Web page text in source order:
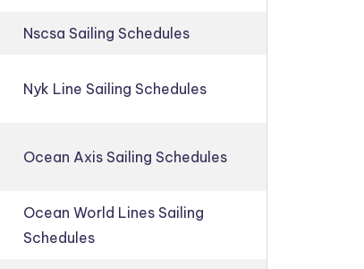
Nscsa Sailing Schedules
Nyk Line Sailing Schedules
Ocean Axis Sailing Schedules
Ocean World Lines Sailing
Schedules